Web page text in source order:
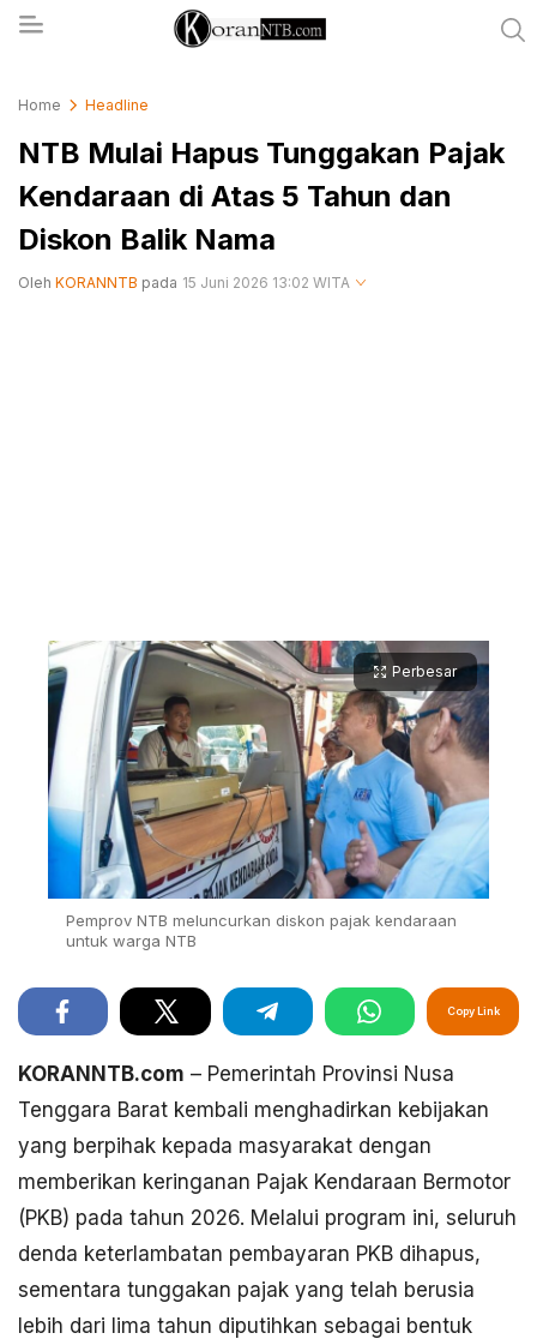
Home Headline
NTB Mulai Hapus Tunggakan Pajak
Kendaraan di Atas 5 Tahun dan
Diskon Balik Nama
Oleh KORANNTB pada 15 Juni 2026 13:02 WITA
Perbesar
Pemprov NTB meluncurkan diskon pajak kendaraan
untuk warga NTB
Copy Link
KORANNTB.com – Pemerintah Provinsi Nusa
Tenggara Barat kembali menghadirkan kebijakan
yang berpihak kepada masyarakat dengan
memberikan keringanan Pajak Kendaraan Bermotor
(PKB) pada tahun 2026. Melalui program ini, seluruh
denda keterlambatan pembayaran PKB dihapus,
sementara tunggakan pajak yang telah berusia
lebih dari lima tahun diputihkan sebagai bentuk